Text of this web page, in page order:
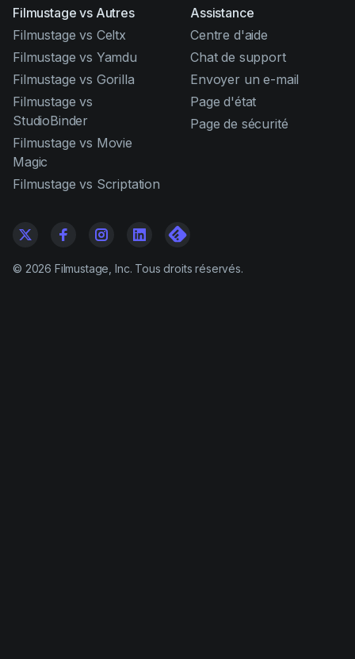
Filmustage vs Autres
Filmustage vs Celtx
Filmustage vs Yamdu
Filmustage vs Gorilla
Filmustage vs
StudioBinder
Filmustage vs Movie
Magic
Filmustage vs Scriptation
Assistance
Centre d'aide
Chat de support
Envoyer un e-mail
Page d'état
Page de sécurité
© 2026 Filmustage, Inc. Tous droits réservés.